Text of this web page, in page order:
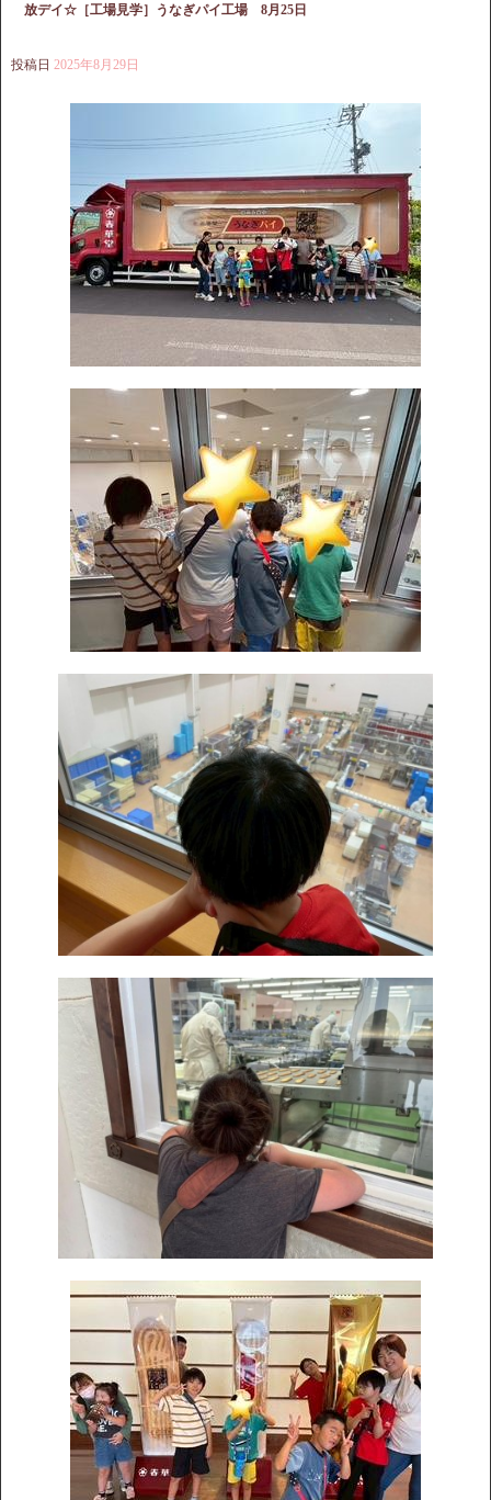
放デイ☆［工場見学］うなぎパイ工場 8月25日
投稿日 2025年8月29日